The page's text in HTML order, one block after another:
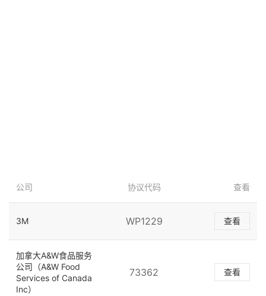
公司 协议代码 查看
3M WP1229 查看
加拿大A&W食品服务
公司（A&W Food
Services of Canada
Inc）
73362 查看